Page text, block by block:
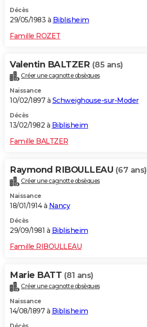
Décès
29/05/1983 à Biblisheim
Famille ROZET
Valentin BALTZER (85 ans)
Créer une cagnotte obsèques
Naissance
10/02/1897 à Schweighouse-sur-Moder
Décès
13/02/1982 à Biblisheim
Famille BALTZER
Raymond RIBOULLEAU (67 ans)
Créer une cagnotte obsèques
Naissance
18/01/1914 à Nancy
Décès
29/09/1981 à Biblisheim
Famille RIBOULLEAU
Marie BATT (81 ans)
Créer une cagnotte obsèques
Naissance
14/08/1897 à Biblisheim
Décès